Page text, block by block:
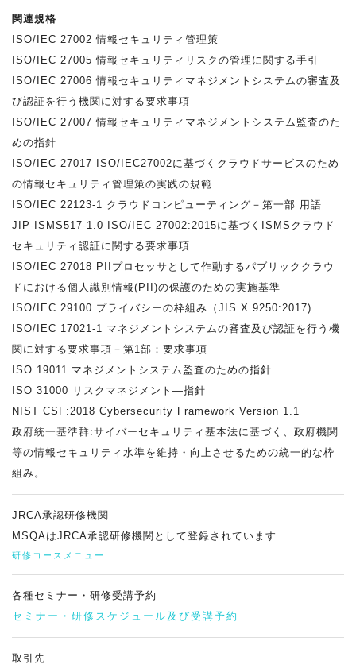
関連規格
ISO/IEC 27002 情報セキュリティ管理策
ISO/IEC 27005 情報セキュリティリスクの管理に関する手引
ISO/IEC 27006 情報セキュリティマネジメントシステムの審査及
び認証を行う機関に対する要求事項
ISO/IEC 27007 情報セキュリティマネジメントシステム監査のた
めの指針
ISO/IEC 27017 ISO/IEC27002に基づくクラウドサービスのため
の情報セキュリティ管理策の実践の規範
ISO/IEC 22123-1 クラウドコンピューティング－第一部 用語
JIP-ISMS517-1.0 ISO/IEC 27002:2015に基づくISMSクラウド
セキュリティ認証に関する要求事項
ISO/IEC 27018 PIIプロセッサとして作動するパブリッククラウ
ドにおける個人識別情報(PII)の保護のための実施基準
ISO/IEC 29100 プライバシーの枠組み（JIS X 9250:2017)
ISO/IEC 17021-1 マネジメントシステムの審査及び認証を行う機
関に対する要求事項－第1部：要求事項
ISO 19011 マネジメントシステム監査のための指針
ISO 31000 リスクマネジメント―指針
NIST CSF:2018 Cybersecurity Framework Version 1.1
政府統一基準群:サイバーセキュリティ基本法に基づく、政府機関
等の情報セキュリティ水準を維持・向上させるための統一的な枠
組み。
JRCA承認研修機関
MSQAはJRCA承認研修機関として登録されています
研修コースメニュー
各種セミナー・研修受講予約
セミナー・研修スケジュール及び受講予約
取引先